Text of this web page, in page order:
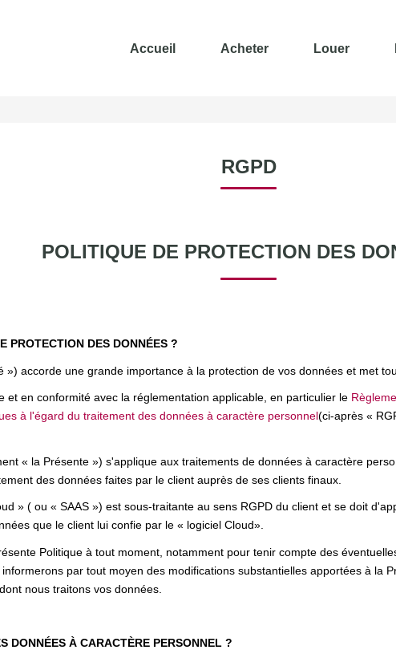
Accueil Acheter Louer
RGPD
POLITIQUE DE PROTECTION DES
PROTECTION DES DONNÉES ?
») accorde une grande importance à la protection de vos données et met
et en conformité avec la réglementation applicable, en particulier le
à l'égard du traitement des données à caractère personnel(ci-après «
« la Présente ») s'applique aux traitements de données à caractère
des données faites par le client auprès de ses clients finaux.
» ( ou « SAAS ») est sous-traitante au sens RGPD du client et se doit
que le client lui confie par le « logiciel Cloud».
Politique à tout moment, notamment pour tenir compte des
par tout moyen des modifications substantielles apportées à la
nous traitons vos données.
DONNÉES À CARACTÈRE PERSONNEL ?